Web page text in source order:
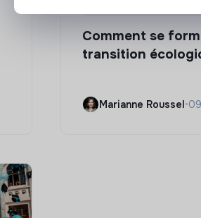
Comment se
transition
Marianne Roussel•